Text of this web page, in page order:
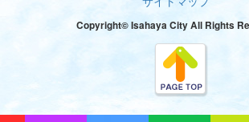
Copyright© Isahaya City All Rights